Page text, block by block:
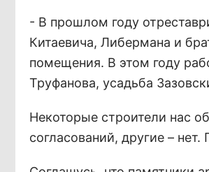
- В прошлом году
Китаевича, Либермана и
помещения. В этом году
Труфанова, усадьба
Некоторые строители нас
согласований, другие –